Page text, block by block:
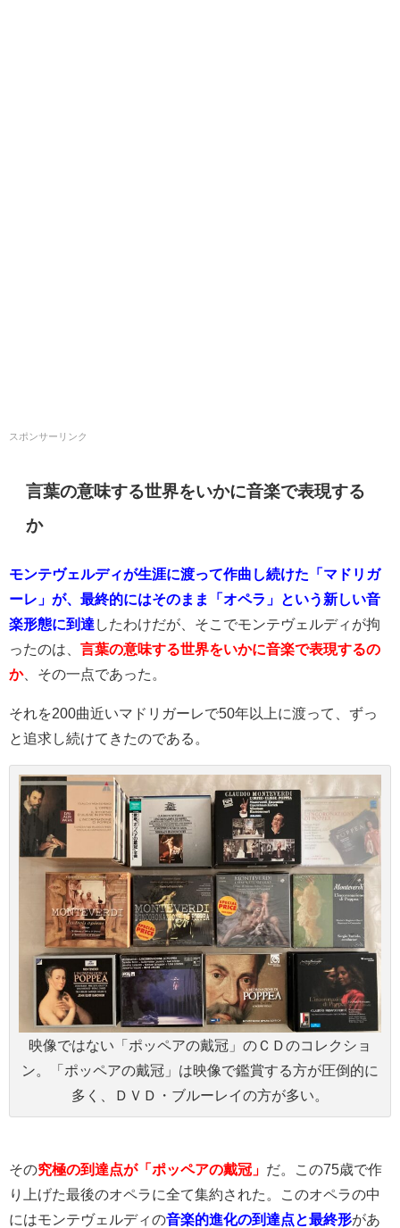
スポンサーリンク
言葉の意味する世界をいかに音楽で表現する
か
モンテヴェルディが生涯に渡って作曲し続けた「マドリガ
ーレ」が、最終的にはそのまま「オペラ」という新しい音
楽形態に到達 したわけだが、そこでモンテヴェルディが拘
ったのは、 言葉の意味する世界をいかに音楽で表現するの
か、その一点であった。
それを200曲近いマドリガーレで50年以上に渡って、ずっ
と追求し続けてきたのである。
映像ではない「ポッペアの戴冠」のＣＤのコレクショ
ン。「ポッペアの戴冠」は映像で鑑賞する方が圧倒的に
多く、ＤＶＤ・ブルーレイの方が多い。
その究極の到達点が「ポッペアの戴冠」 だ。この75歳で作
り上げた最後のオペラに全て集約された。このオペラの中
にはモンテヴェルディの音楽的進化の到達点と最終形があ